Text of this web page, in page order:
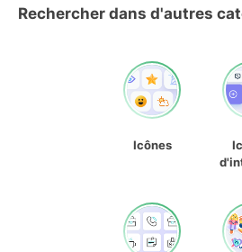
Rechercher dans d'autres
Icônes